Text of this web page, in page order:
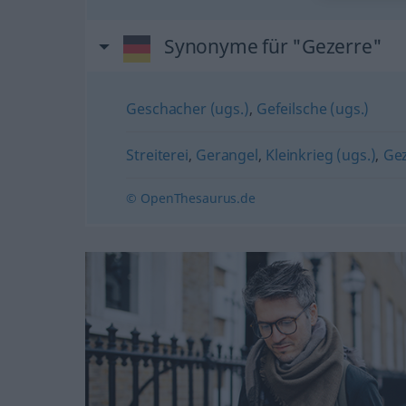
Synonyme für "Gezerre"
Geschacher (ugs.), Gefeilsche (ugs.)
Streiterei, Gerangel, Kleinkrieg (ugs.),
© OpenThesaurus.de